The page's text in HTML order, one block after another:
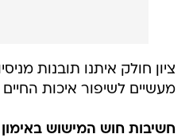
ציון חולק איתנו תובנות
מעשיים לשיפור איכות החיים
חשיבות חוש המישוש באימון